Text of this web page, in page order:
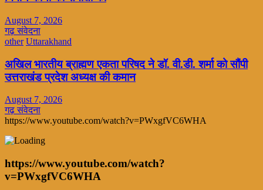
August 7, 2026
गढ़ संवेदना
other Uttarakhand
अखिल भारतीय ब्राह्मण एकता परिषद ने डॉ. वी.डी. शर्मा को सौंपी
उत्तराखंड प्रदेश अध्यक्ष की कमान
August 7, 2026
गढ़ संवेदना
https://www.youtube.com/watch?v=PWxgfVC6WHA
https://www.youtube.com/watch?
v=PWxgfVC6WHA